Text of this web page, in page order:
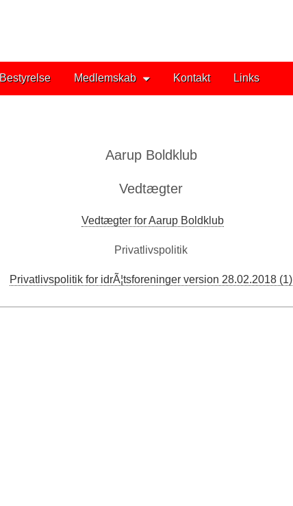
Bestyrelse Medlemskab Kontakt Links
Aarup Boldklub
Vedtægter
Vedtægter for Aarup Boldklub
Privatlivspolitik
Privatlivspolitik for idrÃ¦tsforeninger version 28.02.2018 (1)